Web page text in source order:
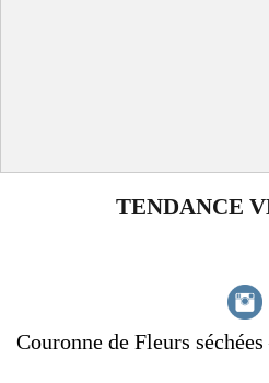
TENDANCE
Couronne de Fleurs